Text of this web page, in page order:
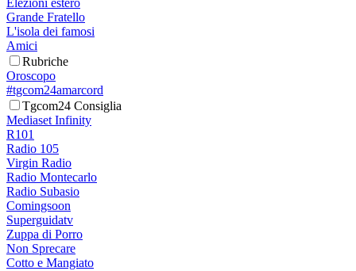
Elezioni estero
Grande Fratello
L'isola dei famosi
Amici
Rubriche
Oroscopo
#tgcom24amarcord
Tgcom24 Consiglia
Mediaset Infinity
R101
Radio 105
Virgin Radio
Radio Montecarlo
Radio Subasio
Comingsoon
Superguidatv
Zuppa di Porro
Non Sprecare
Cotto e Mangiato